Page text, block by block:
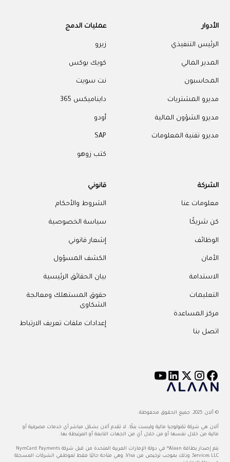
الأدوار
الرئيس التنفيذي
المدير المالي
المحاسبون
مديرو المشتريات
مديرو الشؤون المالية
مديرو تقنية المعلومات
عمليات الدمج
زيرو
كويك بوكس
نت سويت
دايناميكس 365
أودو
SAP
كتب زوهو
الشركة
معلومات عنا
كن شريكًا
الوظائف
الأمان
الاستدامة
التعليمات
مركز المساعدة
اتصل بنا
قانوني
الشروط والأحكام
سياسة الخصوصية
إشعار قانوني
الكشف المسؤول
بيان الحقائق الرئيسية
حقوق المستهلك ومعالجة
الشكاوى
إعدادات ملفات تعريف الارتباط
© ألان 2025. جميع الحقوق محفوظة.
ألان هي شركة تكنولوجيا مالية وليست بنكًا. لا تقدم ألان بشكل مباشر أي خدمات مصرفية أو
مالية من خلال نفسها أو من خلال أي من الجهات التابعة أو المرتبطة بها.
يتم إصدار بطاقة Alaan® في دولة الإمارات العربية المتحدة من قبل شركة NymCard Payments
Services LLC، وذلك بموجب ترخيص من Visa، وهي متاحة حاليًا فقط لموظفي الشركات المسجلة